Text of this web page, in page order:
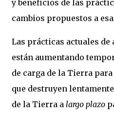
y beneficios de las
cambios propuestos a
Las prácticas actuales
están aumentando
de carga de la Tierra
que destruyen
de la Tierra a largo plazo